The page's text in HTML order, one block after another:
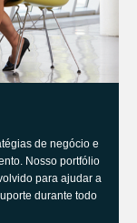
de negócio e
Nosso portfólio
para ajudar a
durante todo